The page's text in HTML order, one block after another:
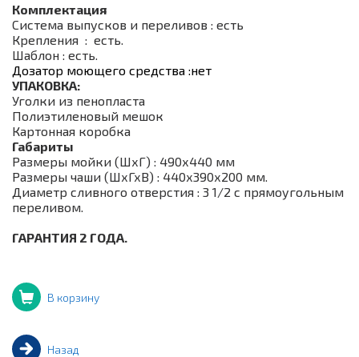
Комплектация
Система выпусков и переливов : есть
Крепления : есть.
Шаблон : есть.
Дозатор моющего средства :нет
УПАКОВКА:
Уголки из пенопласта
Полиэтиленовый мешок
Картонная коробка
Габариты
Размеры мойки (ШхГ) : 490х440 мм
Размеры чаши (ШхГхВ) : 440х390х200 мм.
Диаметр сливного отверстия : 3 1/2 с прямоугольным
переливом.
ГАРАНТИЯ 2 ГОДА.
В корзину
Назад